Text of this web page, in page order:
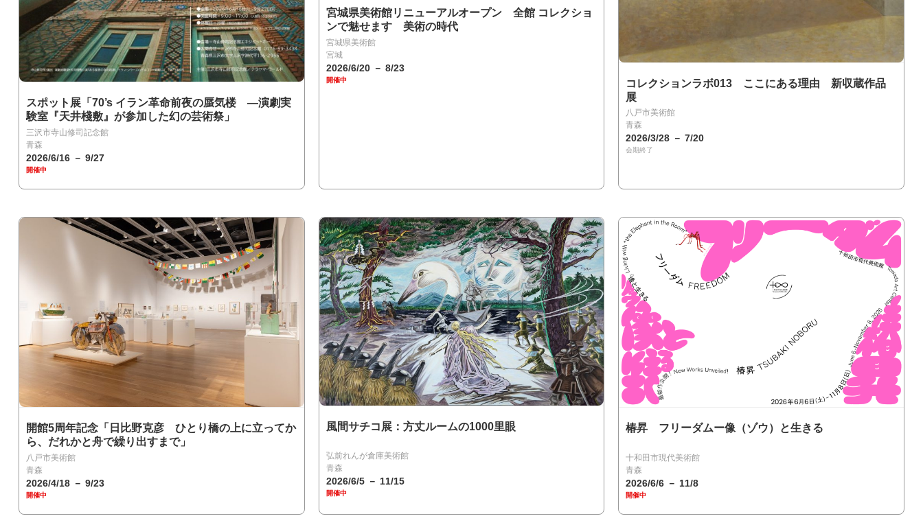
スポット展「70’s イラン革命前夜の蜃気楼 ―演劇実
験室『天井棧敷』が参加した幻の芸術祭」
三沢市寺山修司記念館
青森
2026/6/16 － 9/27
開催中
宮城県美術館リニューアルオープン 全館 コレクショ
ンで魅せます 美術の時代
宮城県美術館
宮城
2026/6/20 － 8/23
開催中
コレクションラボ013 ここにある理由 新収蔵作品
展
八戸市美術館
青森
2026/3/28 － 7/20
会期終了
開館5周年記念「日比野克彦 ひとり橋の上に立ってか
ら、だれかと舟で繰り出すまで」
八戸市美術館
青森
2026/4/18 － 9/23
開催中
⾵間サチコ展：⽅丈ルームの1000⾥眼
弘前れんが倉庫美術館
青森
2026/6/5 － 11/15
開催中
椿昇 フリーダムー像（ゾウ）と⽣きる
十和田市現代美術館
青森
2026/6/6 － 11/8
開催中